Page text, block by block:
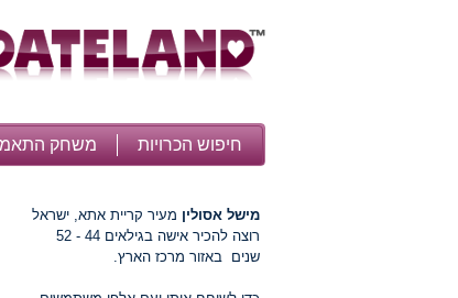
חיפוש הכרויות משחק
מישל אסולין מעיר קריית אתא, ישראל
רוצה להכיר אישה בגילאים 44 - 52
שנים באזור מרכז הארץ.